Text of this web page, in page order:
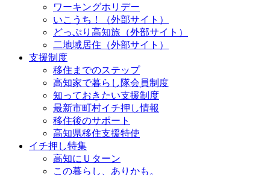
ワーキングホリデー
いこうち！（外部サイト）
どっぷり高知旅（外部サイト）
二地域居住（外部サイト）
支援制度
移住までのステップ
高知家で暮らし隊会員制度
知っておきたい支援制度
最新市町村イチ押し情報
移住後のサポート
高知県移住支援特使
イチ押し特集
高知にＵターン
この暮らし、ありかも。